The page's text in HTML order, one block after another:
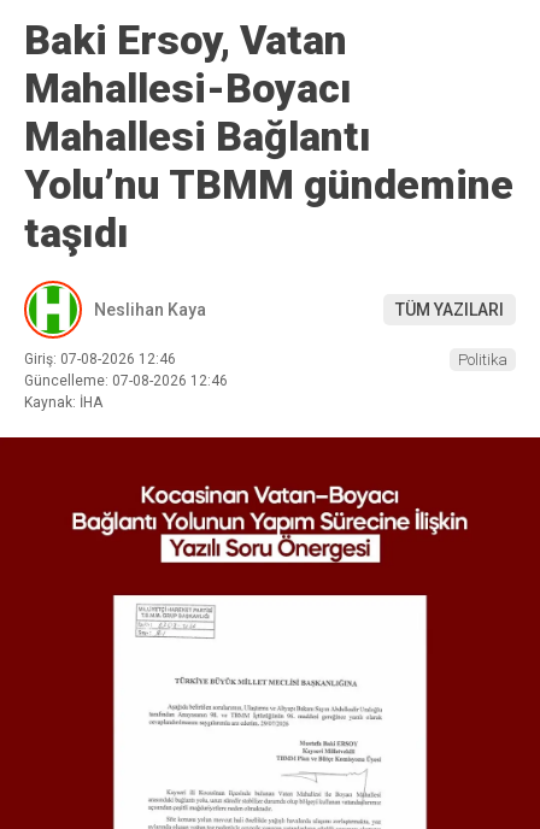
Baki Ersoy, Vatan
Mahallesi-Boyacı
Mahallesi Bağlantı
Yolu’nu TBMM gündemine
taşıdı
Neslihan Kaya TÜM YAZILARI
Giriş: 07-08-2026 12:46
Güncelleme: 07-08-2026 12:46
Kaynak: İHA
Politika